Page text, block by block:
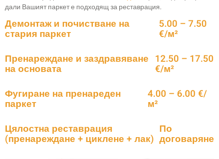
дали Вашият паркет е подходящ за реставрация.
Демонтаж и почистване на
стария паркет
5.00 – 7.50
€/м²
Пренареждане и заздравяване
на основата
12.50 – 17.50
€/м²
Фугиране на пренареден
паркет
4.00 – 6.00 €/
м²
Цялостна реставрация
(пренареждане + циклене + лак)
По
договаряне